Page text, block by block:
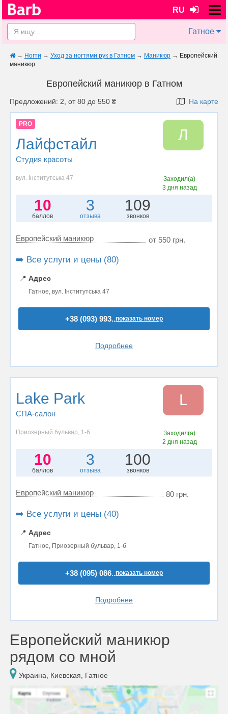
RU
Гатное
→ Ногти → Уход за ногтями рук в Гатном → Маникюр → Европейский
маникюр
Европейский маникюр в Гатном
Предложений: 2, от 80 до 550 ₴ На карте
PRO
Лайфстайл
Студия красоты
Л
вул. Інститутська 47
Заходил(а)
3 дня назад
10
баллов
3
отзыва
109
звонков
Европейский маникюр от 550 грн.
➡️ Все услуги и цены (80)
📍 Адрес
Гатное, вул. Інститутська 47
+38 (093) 993..показать номер
Подробнее
Lake Park
СПА-салон
L
Приозерный бульвар, 1-б
Заходил(а)
2 дня назад
10
баллов
3
отзыва
100
звонков
Европейский маникюр 80 грн.
➡️ Все услуги и цены (40)
📍 Адрес
Гатное, Приозерный бульвар, 1-б
+38 (095) 086..показать номер
Подробнее
Европейский маникюр
рядом со мной
Украина, Киевская, Гатное